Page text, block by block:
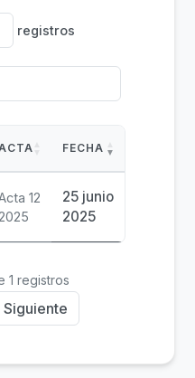
registros
FECHA
12
2025
25 junio
2025
1 registros
Siguiente